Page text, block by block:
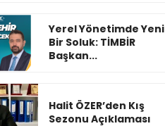
Yerel Yönetimde Yeni
Bir Soluk: TİMBİR
Başkan...
Halit ÖZER’den Kış
Sezonu Açıklaması